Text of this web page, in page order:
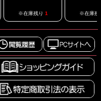
※在庫残り 1 ※在庫残